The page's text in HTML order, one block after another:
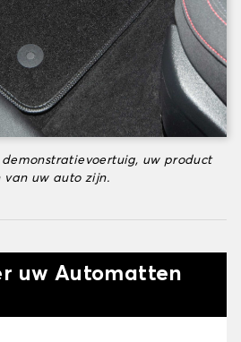
uw product
uw auto zijn.
uw Automatten